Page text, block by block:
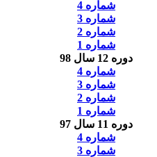
شماره 4
شماره 3
شماره 2
شماره 1
دوره 12 سال 98
شماره 4
شماره 3
شماره 2
شماره 1
دوره 11 سال 97
شماره 4
شماره 3